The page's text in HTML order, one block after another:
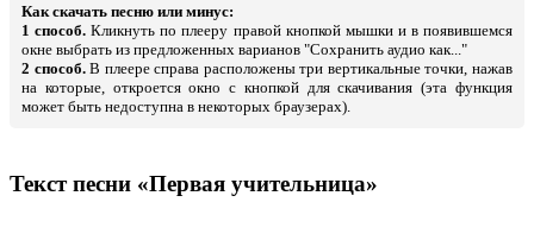
Как скачать песню или минус:
1 способ. Кликнуть по плееру правой кнопкой мышки и в появившемся
окне выбрать из предложенных варианов "Сохранить аудио как..."
2 способ.В плеере справа расположены три вертикальные точки, нажав
на которые, откроется окно с кнопкой для скачивания (эта функция
может быть недоступна в некоторых браузерах).
Текст песни «Первая учительница»